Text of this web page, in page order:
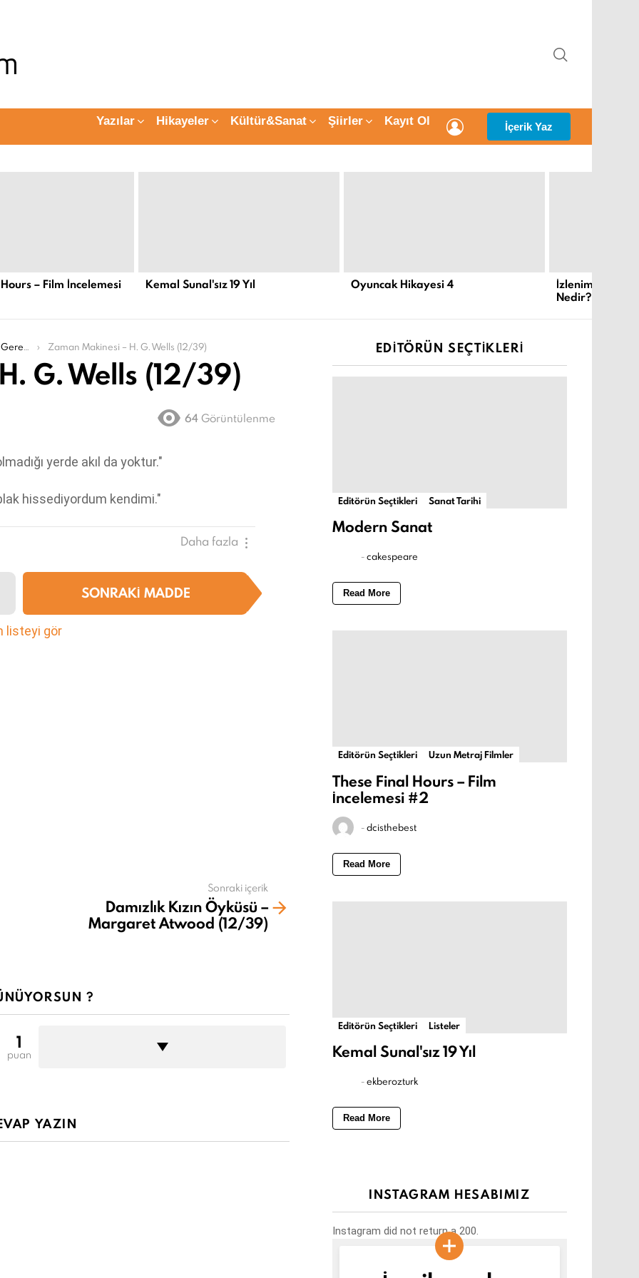
Yazılar Hikayeler Kültür&Sanat Şiirler Kayıt Ol İçerik Yaz
– Film İncelemesi Kemal Sunal'sız 19 Yıl Oyuncak Hikayesi 4
İzlenimcilik
Nedir?
Zaman Makinesi – H. G. Wells (12/39)
G. Wells (12/39)
64 Görüntülenme
yerde akıl da yoktur."
hissediyordum kendimi."
Daha fazla
SONRAKI MADDE
listeyi gör
Sonraki içerik
Damızlık Kızın Öyküsü –
Margaret Atwood (12/39)
?
1
puan
YAZIN
EDITÖRÜN SEÇTIKLERI
Editörün Seçtikleri Sanat Tarihi
Modern Sanat
-cakespeare
Read More
Editörün Seçtikleri Uzun Metraj Filmler
These Final Hours – Film
İncelemesi #2
-dcisthebest
Read More
Editörün Seçtikleri Listeler
Kemal Sunal'sız 19 Yıl
-ekberozturk
Read More
INSTAGRAM HESABIMIZ
Instagram did not return a 200.